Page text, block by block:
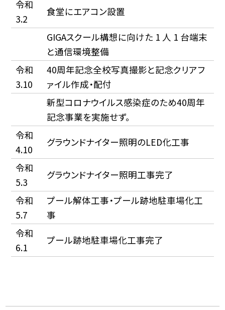
令和
3.2
食堂にエアコン設置
GIGAスクール構想に向けた 1 人 1 台端末
と通信環境整備
令和
3.10
40周年記念全校写真撮影と記念クリアフ
ァイル作成・配付
新型コロナウイルス感染症のため40周年
記念事業を実施せず。
令和
4.10
グラウンドナイター照明のLED化工事
令和
5.3
グラウンドナイター照明工事完了
令和
5.7
プール解体工事・プール跡地駐車場化工
事
令和
6.1
プール跡地駐車場化工事完了